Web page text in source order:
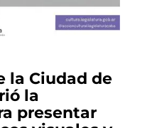
la Ciudad de
la
presentar